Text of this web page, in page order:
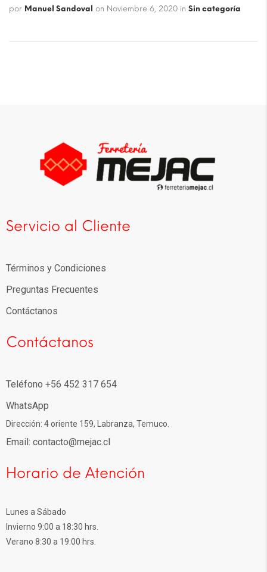
por Manuel Sandoval on Noviembre 6, 2020 in Sin categoría
Servicio al Cliente
Términos y Condiciones
Preguntas Frecuentes
Contáctanos
Contáctanos
Teléfono +56 452 317 654
WhatsApp
Dirección: 4 oriente 159, Labranza, Temuco.
Email: contacto@mejac.cl
Horario de Atención
Lunes a Sábado
Invierno 9:00 a 18:30 hrs.
Verano 8:30 a 19:00 hrs.